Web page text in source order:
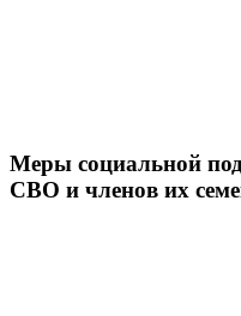
Меры социальной
СВО и членов их